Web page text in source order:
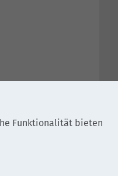
Funktionalität bieten